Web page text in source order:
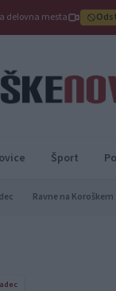
delovna mesta
Šport
Ravne na Koroškem